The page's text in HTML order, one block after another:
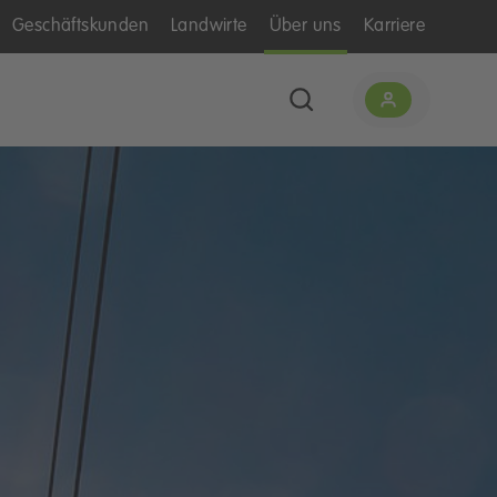
Geschäftskunden Landwirte Über uns Karriere